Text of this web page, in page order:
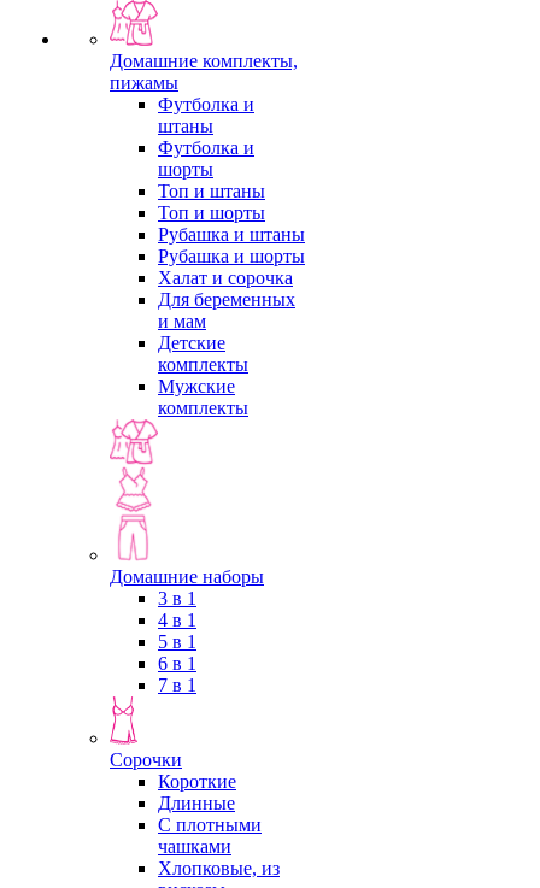
Домашние комплекты,
пижамы
Футболка и
штаны
Футболка и
шорты
Топ и штаны
Топ и шорты
Рубашка и штаны
Рубашка и шорты
Халат и сорочка
Для беременных
и мам
Детские
комплекты
Мужские
комплекты
Домашние наборы
3 в 1
4 в 1
5 в 1
6 в 1
7 в 1
Сорочки
Короткие
Длинные
С плотными
чашками
Хлопковые, из